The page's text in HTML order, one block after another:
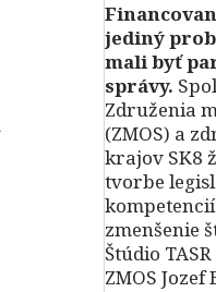
jediný
mali byť
správy.
Združenia
(ZMOS) a
krajov SK8
tvorbe
zmenšenie
Štúdio
ZMOS Jozef